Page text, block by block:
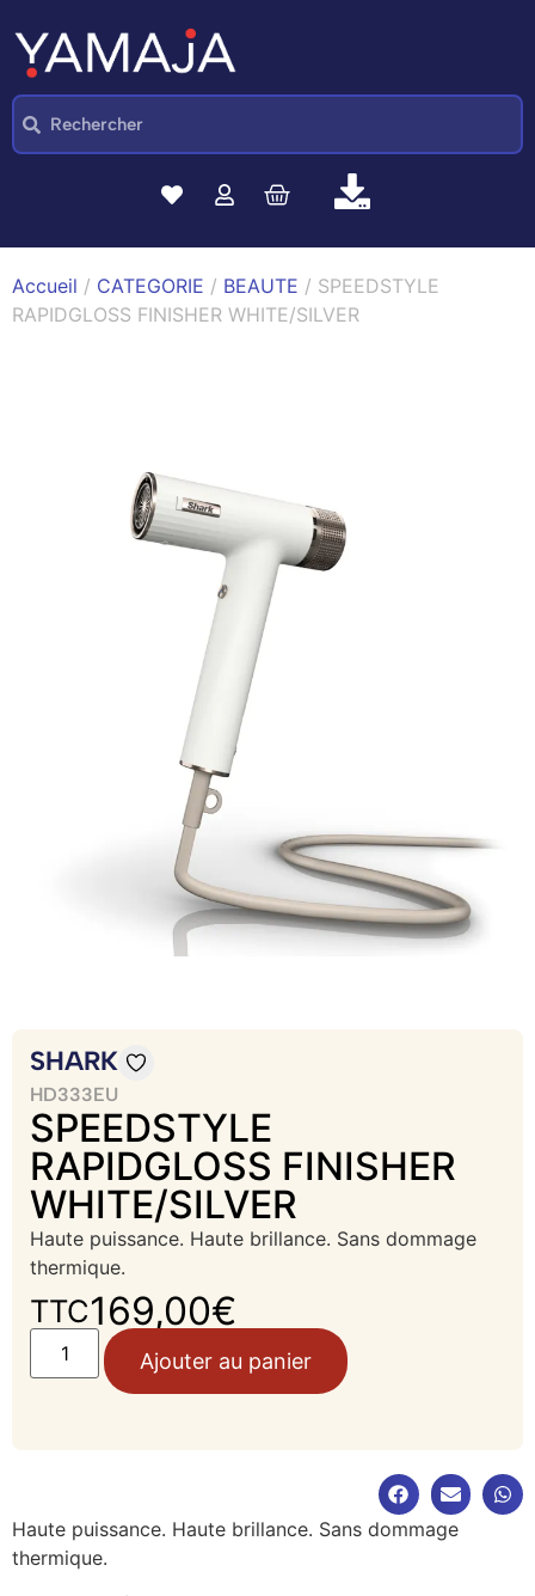
Accueil / CATEGORIE / BEAUTE / SPEEDSTYLE
RAPIDGLOSS FINISHER WHITE/SILVER
SHARK
HD333EU
SPEEDSTYLE
RAPIDGLOSS FINISHER
WHITE/SILVER
Haute puissance. Haute brillance. Sans dommage
thermique.
169,00€
TTC
Ajouter au panier
Haute puissance. Haute brillance. Sans dommage
thermique.